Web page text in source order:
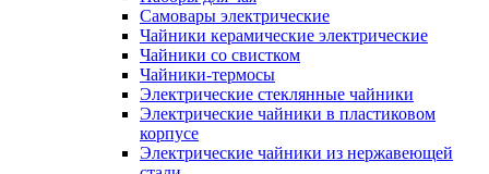
Самовары электрические
Чайники керамические электрические
Чайники со свистком
Чайники-термосы
Электрические стеклянные чайники
Электрические чайники в пластиковом
корпусе
Электрические чайники из нержавеющей